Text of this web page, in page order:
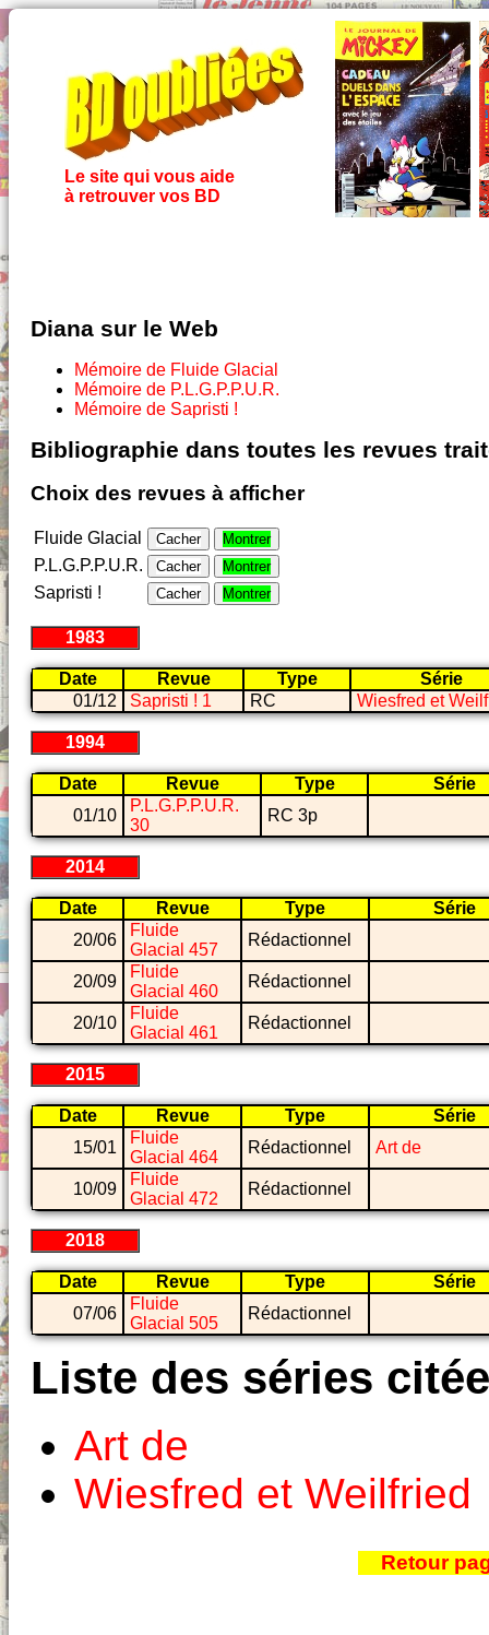
Le site qui vous aide
à retrouver vos BD
Diana sur le Web
Mémoire de Fluide Glacial
Mémoire de P.L.G.P.P.U.R.
Mémoire de Sapristi !
Bibliographie dans toutes les revues
Choix des revues à afficher
Fluide Glacial Cacher Montrer
P.L.G.P.P.U.R. Cacher Montrer
Sapristi ! Cacher Montrer
1983
Date Revue Type
Série
01/12
Sapristi ! 1 RC Wiesfred et
1994
Date Revue Type
Série
01/10
P.L.G.P.P.U.R.
30
RC 3p
2014
Date Revue Type
Série
20/06
Fluide
Glacial 457
Rédactionnel
20/09
Fluide
Glacial 460
Rédactionnel
20/10
Fluide
Glacial 461
Rédactionnel
2015
Date Revue Type
Série
15/01
Fluide
Glacial 464
Rédactionnel Art de
10/09
Fluide
Glacial 472
Rédactionnel
2018
Date Revue Type
Série
07/06
Fluide
Glacial 505
Rédactionnel
Liste des séries
Art de
Wiesfred et Weilfried
Retour